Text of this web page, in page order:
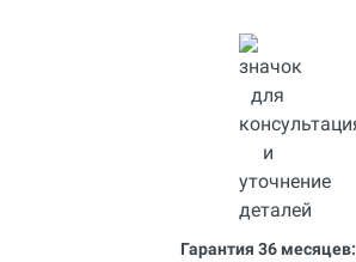
Гарантия 36 месяцев: